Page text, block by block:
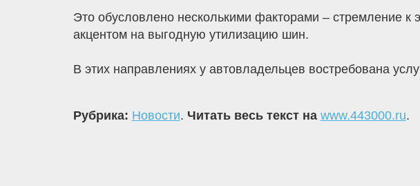
Это обусловлено несколькими факторами – стремление к
акцентом на выгодную утилизацию шин.
В этих направлениях у автовладельцев востребована
Рубрика: Новости. Читать весь текст на www.443000.ru.